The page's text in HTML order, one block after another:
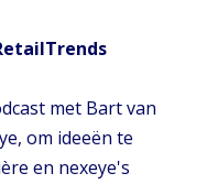
met Bart van
om ideeën te
en nexeye's